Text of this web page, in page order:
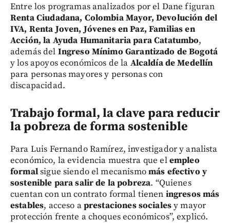
Entre los programas analizados por el Dane figuran
Renta Ciudadana, Colombia Mayor, Devolución del
IVA, Renta Joven, Jóvenes en Paz, Familias en
Acción, la Ayuda Humanitaria para Catatumbo,
además del Ingreso Mínimo Garantizado de Bogotá
y los apoyos económicos de la Alcaldía de Medellín
para personas mayores y personas con
discapacidad.
Trabajo formal, la clave para reducir
la pobreza de forma sostenible
Para Luis Fernando Ramírez, investigador y analista
económico, la evidencia muestra que elempleo
formalsigue siendo el mecanismomás efectivo y
sostenible para salir de la pobreza. “Quienes
cuentan con un contrato formal tienen ingresos más
estables, acceso aprestaciones socialesy mayor
protección frente a choques económicos”, explicó.